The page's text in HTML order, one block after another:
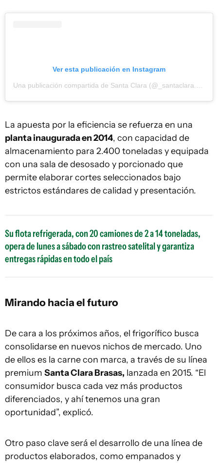
Ver esta publicación en Instagram
La apuesta por la eficiencia se refuerza en una
planta inaugurada en 2014, con capacidad de
almacenamiento para 2.400 toneladas y equipada
con una sala de desosado y porcionado que
permite elaborar cortes seleccionados bajo
estrictos estándares de calidad y presentación.
Su flota refrigerada, con 20 camiones de 2 a 14 toneladas,
opera de lunes a sábado con rastreo satelital y garantiza
entregas rápidas en todo el país
Mirando hacia el futuro
De cara a los próximos años, el frigorífico busca
consolidarse en nuevos nichos de mercado. Uno
de ellos es la carne con marca, a través de su línea
premium Santa Clara Brasas, lanzada en 2015. “El
consumidor busca cada vez más productos
diferenciados, y ahí tenemos una gran
oportunidad”, explicó.
Otro paso clave será el desarrollo de una línea de
productos elaborados, como empanados y